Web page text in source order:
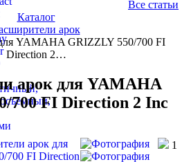
Все статьи
Каталог
арок
YAMAHA GRIZZLY 550/700 FI
Direction 2…
арок для YAMAHA
700 FI Direction 2 Inc
1